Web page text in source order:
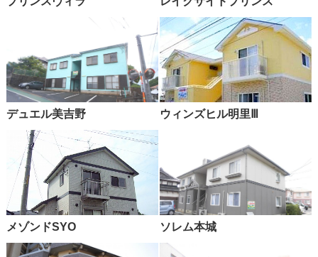
デュエル美吉野 ウィンズヒル明里Ⅲ
メゾンドSYO ソレム本城